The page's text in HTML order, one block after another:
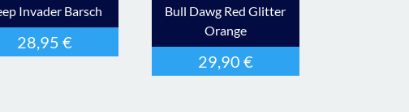
Invader Barsch
28,95 €
Bull Dawg Red Glitter
Orange
29,90 €